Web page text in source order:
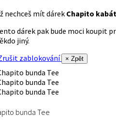
nechceš mít dárek Chapito kabát
dárek pak bude moci koupit
jiný.
zablokování
× Zpět
bunda Tee